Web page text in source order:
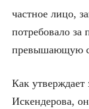
частное лицо,
потребовало за
превышающую
Как утверждает
Искендерова,